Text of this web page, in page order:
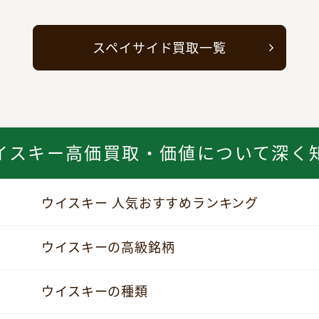
スペイサイド買取一覧
スキー高価買取・価値について深く
ウイスキー 人気おすすめランキング
ウイスキーの高級銘柄
ウイスキーの種類